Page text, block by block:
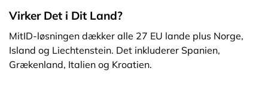
Virker Det i Dit Land?
MitID-løsningen dækker alle 27 EU lande plus Norge,
Island og Liechtenstein. Det inkluderer Spanien,
Grækenland, Italien og Kroatien.